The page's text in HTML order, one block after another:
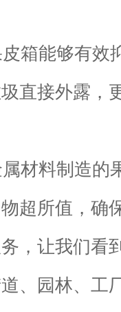
箱能够有效
直接外露，
材料制造的
超所值，确
，让我们看
、园林、工